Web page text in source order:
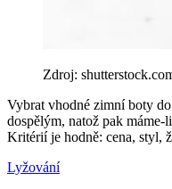
Zdroj:
Vybrat vhodné zimní boty
dospělým, natož pak
Kritérií je hodně: cena, styl,
Lyžování